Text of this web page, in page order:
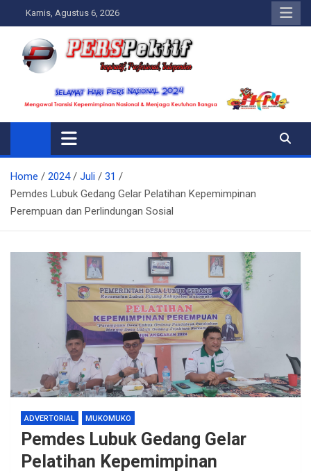
to
content
Kamis, Agustus 6, 2026
Perspektif.today
Ispiratif Profesional Independen
Home 2024 Juli
31
Pemdes Lubuk Gedang Gelar Pelatihan Kepemimpinan
Perempuan dan Perlindungan Sosial
ADVERTORIAL MUKOMUKO
Pemdes Lubuk Gedang Gelar
Pelatihan Kepemimpinan